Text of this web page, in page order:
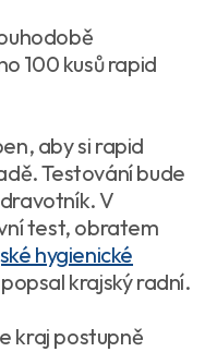
100 kusů rapid
aby si rapid
Testování bude
V
test, obratem
hygienické
popsal krajský radní.
kraj postupně